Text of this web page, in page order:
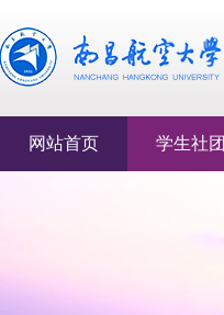
网站首页 学生社团